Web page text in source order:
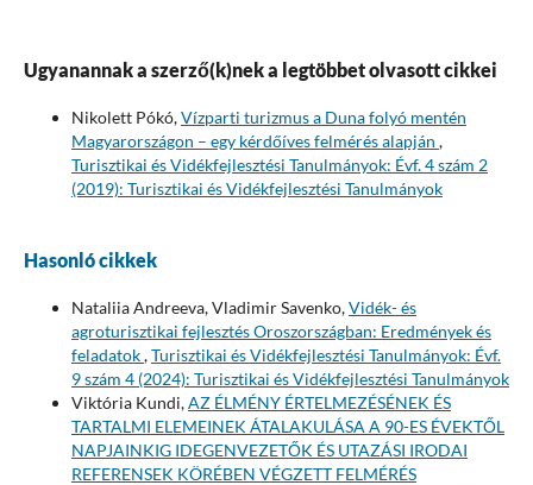
Ugyanannak a szerző(k)nek a legtöbbet olvasott cikkei
Nikolett Pókó,Vízparti turizmus a Duna folyó mentén
Magyarországon – egy kérdőíves felmérés alapján ,
Turisztikai és Vidékfejlesztési Tanulmányok: Évf. 4 szám 2
(2019): Turisztikai és Vidékfejlesztési Tanulmányok
Hasonló cikkek
Nataliia Andreeva, Vladimir Savenko,Vidék- és
agroturisztikai fejlesztés Oroszországban: Eredmények és
feladatok,Turisztikai és Vidékfejlesztési Tanulmányok: Évf.
9 szám 4 (2024): Turisztikai és Vidékfejlesztési Tanulmányok
Viktória Kundi,AZ ÉLMÉNY ÉRTELMEZÉSÉNEK ÉS
TARTALMI ELEMEINEK ÁTALAKULÁSA A 90-ES ÉVEKTŐL
NAPJAINKIG IDEGENVEZETŐK ÉS UTAZÁSI IRODAI
REFERENSEK KÖRÉBEN VÉGZETT FELMÉRÉS